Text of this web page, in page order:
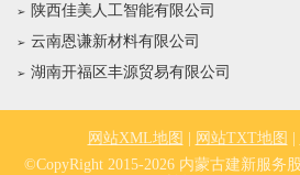
陕西佳美人工智能有限公司
云南恩谦新材料有限公司
湖南开福区丰源贸易有限公司
网站XML地图 网站TXT地图
©CopyRight 2015-2026 内蒙古建新服务